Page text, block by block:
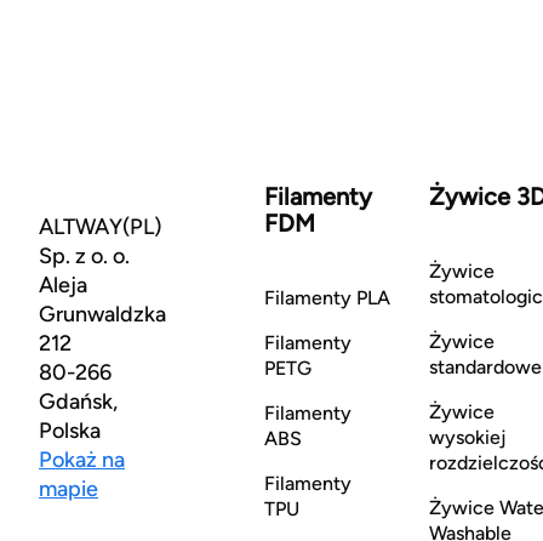
ALTWAY(PL)
Sp. z o. o.
Aleja
Grunwaldzka
212
80-266
Gdańsk,
Polska
Pokaż na
mapie
Filamenty
FDM
Filamenty PLA
Filamenty
PETG
Filamenty
ABS
Filamenty
TPU
Żywice
Żywice
Żywice
standardowe
Żywice
wysokiej
Żywice
Washable